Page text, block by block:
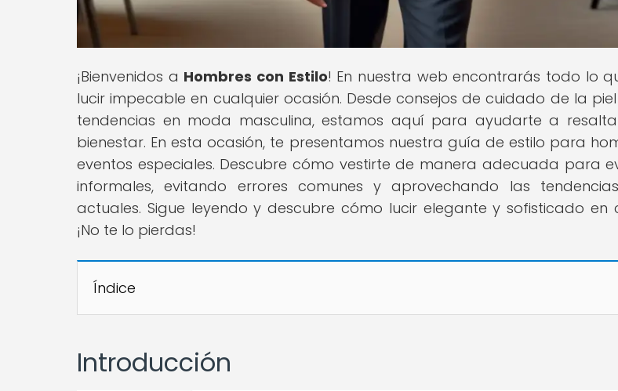
¡Bienvenidos a Hombres con Estilo! En nuestra web encontrarás todo lo
lucir impecable en cualquier ocasión. Desde consejos de cuidado de la
tendencias en moda masculina, estamos aquí para ayudarte a
bienestar. En esta ocasión, te presentamos nuestra guía de estilo para
eventos especiales. Descubre cómo vestirte de manera adecuada para
informales, evitando errores comunes y aprovechando las
actuales. Sigue leyendo y descubre cómo lucir elegante y sofisticado en
¡No te lo pierdas!
Índice
Introducción